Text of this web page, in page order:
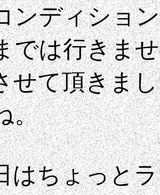
ンディショ
では行きま
せて頂きま
。
はちょっと